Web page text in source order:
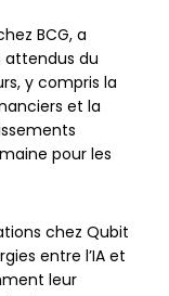
BCG, a
attendus du
y compris la
et la
pour les
chez Qubit
entre l’IA et
leur